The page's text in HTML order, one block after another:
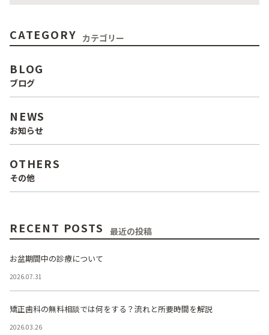
CATEGORY カテゴリー
BLOG
ブログ
NEWS
お知らせ
OTHERS
その他
RECENT POSTS 最近の投稿
お盆期間中の診療について
2026.07.31
矯正歯科の無料相談では何をする？流れと所要時間を解説
2026.03.26